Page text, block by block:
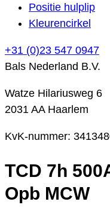
Positie hulplip
Kleurencirkel
+31 (0)23 547 0947
Bals Nederland B.V.
Watze Hilariusweg 6
2031 AA Haarlem
KvK-nummer:
TCD 7h
Opb MCW